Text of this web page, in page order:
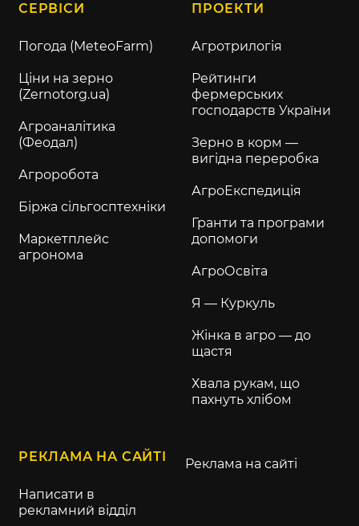
СЕРВІСИ
Погода (MeteoFarm)
Ціни на зерно
(Zernotorg.ua)
Агроаналітика
(Феодал)
Агроробота
Біржа сільгосптехніки
Маркетплейс
агронома
ПРОЕКТИ
Агротрилогія
Рейтинги
фермерських
господарств України
Зерно в корм —
вигідна переробка
АгроЕкспедиція
Гранти та програми
допомоги
АгроОсвіта
Я — Куркуль
Жінка в агро — до
щастя
Хвала рукам, що
пахнуть хлібом
РЕКЛАМА НА САЙТІ
Написати в
рекламний відділ
Реклама на сайті